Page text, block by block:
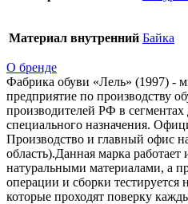
Материал внутренний Байка
О бренде
Фабрика обуви «Лель» (1997) -
предприятие по производству
производителей РФ в сегментах
специального назначения.
Производство и главный офис
область).Данная марка работает
натуральными материалами, а
операции и сборки тестируется
которые проходят поверку